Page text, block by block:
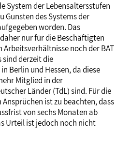
System der Lebensaltersstufen
Gunsten des Systems der
worden. Das
nur für die Beschäftigten
Arbeitsverhältnisse noch der BAT
sind derzeit die
Berlin und Hessen, da diese
Mitglied in der
Länder (TdL) sind. Für die
ist zu beachten, dass
von sechs Monaten ab
Urteil ist jedoch noch nicht